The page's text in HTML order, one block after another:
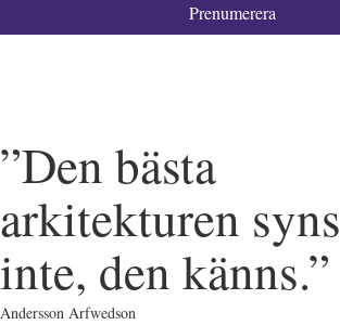
”Den bästa
arkitekturen syns
inte, den känns.”
Andersson Arfwedson